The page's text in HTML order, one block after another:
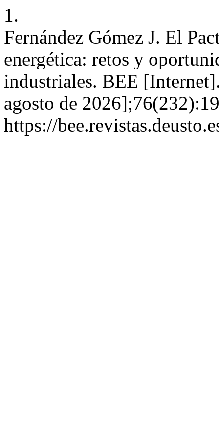
1.
Fernández Gómez J. El
energética: retos y
industriales. BEE
agosto de
https://